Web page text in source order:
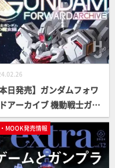
本日発売】ガンダムフォワ
アーカイブ 機動戦士ガン
水星の魔女編【単独単行
MOOK発売情報